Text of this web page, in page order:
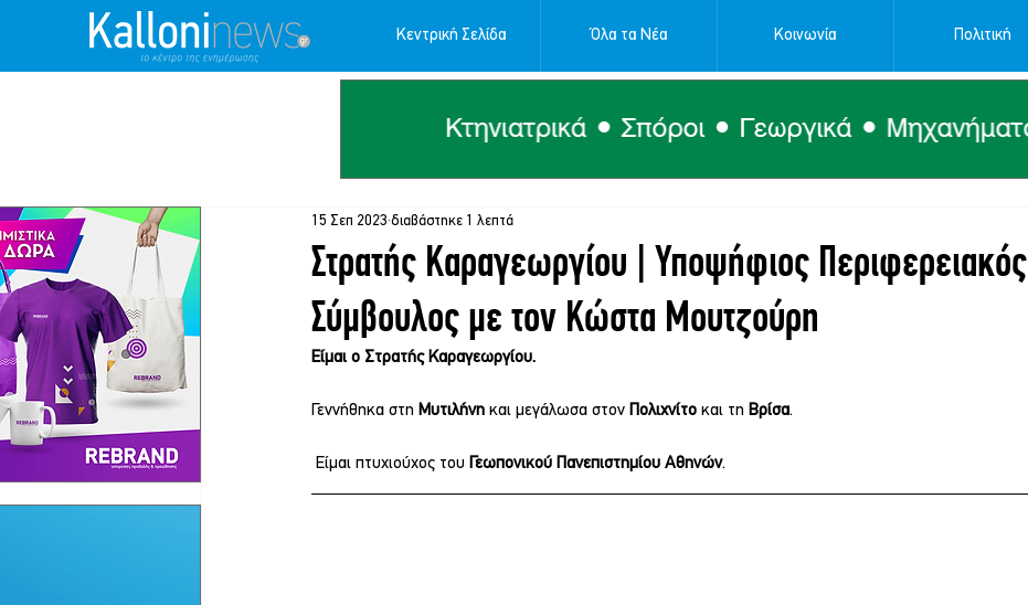
Κεντρική Σελίδα Όλα τα Νέα Κοινωνία Πολιτική
Στρατής Καραγεωργίου | Υπoψήφιος Περιφερειακός
Σύμβουλος με τον Κώστα Μουτζούρη
15 Σεπ 2023 διαβάστηκε 1 λεπτά
Είμαι ο Στρατής Καραγεωργίου.
Γεννήθηκα στη Μυτιλήνη και μεγάλωσα στον Πολιχνίτο και τη Βρίσα.
Είμαι πτυχιούχος του Γεωπονικού Πανεπιστημίου Αθηνών.